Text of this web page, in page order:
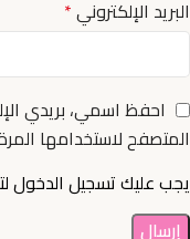
البريد الإلكتروني*
احفظ اسمي، بريدي
المتصفح لاستخدامها
يجب عليك تسجيل الدخول